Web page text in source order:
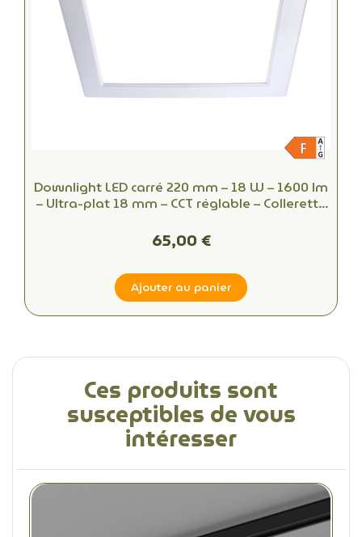
Downlight LED carré 220 mm – 18 W – 1600 lm
– Ultra-plat 18 mm – CCT réglable – Collerette
65,00 €
Ajouter au panier
Ces produits sont
susceptibles de vous
intéresser